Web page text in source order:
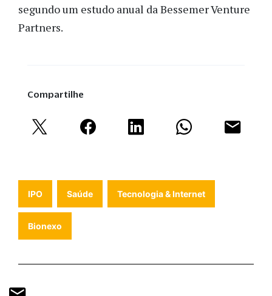
segundo um estudo anual da Bessemer Venture
Partners.
Compartilhe
IPO Saúde Tecnologia & Internet
Bionexo